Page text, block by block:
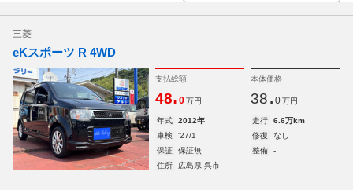
三菱
eKスポーツ R 4WD
支払総額
48.0 万円
本体価格
38. 0 万円
年式 2012年 走行
6.6万km
車検
'27/1 修復
なし
保証
保証無 整備
-
住所
広島県 呉市